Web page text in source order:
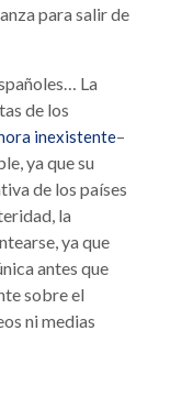
para salir de
La
de los
inexistente–
ya que su
de los países
la
ya que
antes que
sobre el
ni medias